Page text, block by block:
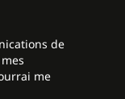
de
me